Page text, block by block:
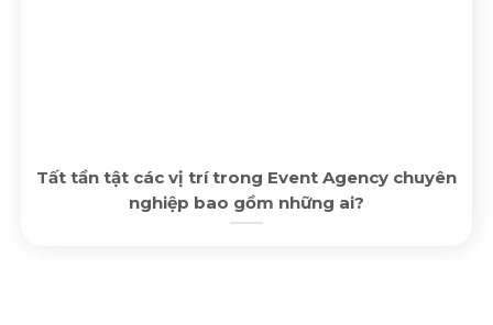
Tất tần tật các vị trí trong Event Agency chuyên
nghiệp bao gồm những ai?